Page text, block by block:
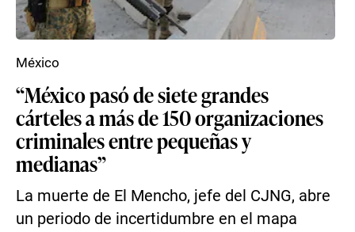
“México pasó de siete grandes
cárteles a más de 150 organizaciones
criminales entre pequeñas y
medianas”
La muerte de El Mencho, jefe del CJNG, abre
un periodo de incertidumbre en el mapa
México